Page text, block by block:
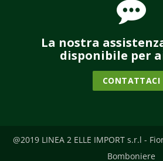
La nostra
disponibile per
CONTATTACI
@2019 LINEA 2 ELLE IMPORT s.r.l -
Bomboniere